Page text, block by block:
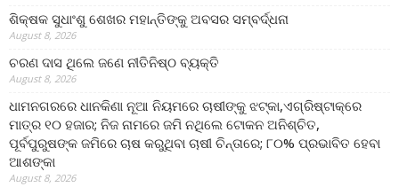
ଶିକ୍ଷକ ସୁଧାଂଶୁ ଶେଖର ମହାନ୍ତିଙ୍କୁ ଅବସର ସମ୍ବର୍ଦ୍ଧନା
August 8, 2026
ଚରଣ ଦାସ ଥିଲେ ଜଣେ ନୀତିନିଷ୍ଠ ବ୍ୟକ୍ତି
August 8, 2026
ଧାମନଗରରେ ଧାନକିଣା ନୂଆ ନିୟମରେ ଚାଷୀଙ୍କୁ ଝଟ୍‌କା,ଏଗ୍ରିଷ୍ଟାକ୍‌ରେ
ମାତ୍ର ୧୦ ହଜାର; ନିଜ ନାମରେ ଜମି ନଥିଲେ ଟୋକନ ଅନିଶ୍ଚିତ,
ପୂର୍ବପୁରୁଷଙ୍କ ଜମିରେ ଚାଷ କରୁଥିବା ଚାଷୀ ଚିନ୍ତାରେ; ୮୦% ପ୍ରଭାବିତ ହେବା
ଆଶଙ୍କା
August 8, 2026